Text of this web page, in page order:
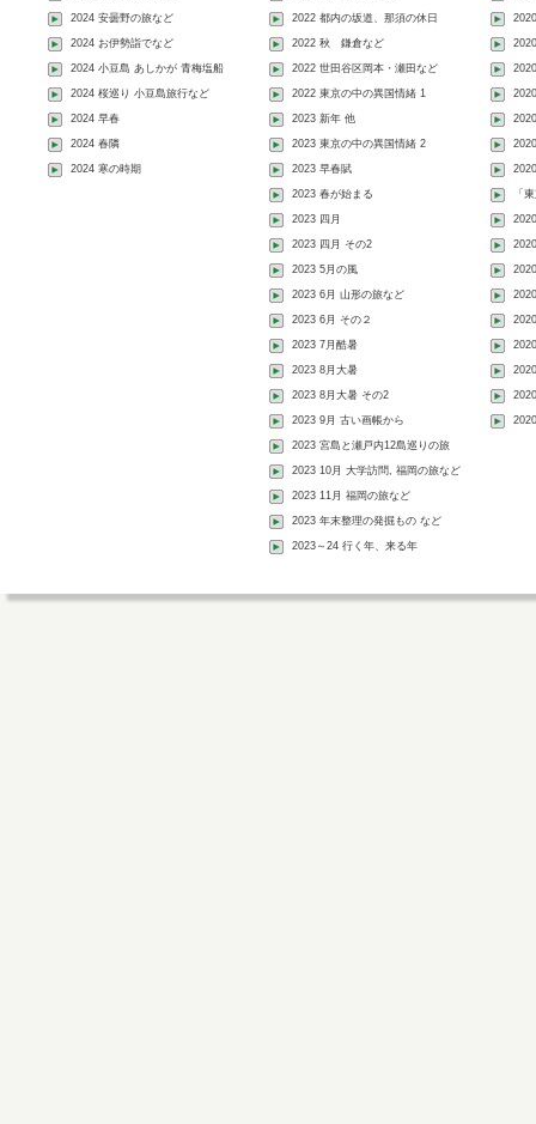
2024 安曇野の旅など
2024 お伊勢詣でなど
2024 小豆島 あしかが 青梅塩船
2024 桜巡り 小豆島旅行など
2024 早春
2024 春隣
2024 寒の時期
2022 都内の坂道、那須の休日
2022 秋 鎌倉など
2022 世田谷区岡本・瀬田など
2022 東京の中の異国情緒 1
2023 新年 他
2023 東京の中の異国情緒 2
2023 早春賦
2023 春が始まる
2023 四月
2023 四月 その2
2023 5月の風
2023 6月 山形の旅など
2023 6月 その２
2023 7月酷暑
2023 8月大暑
2023 8月大暑 その2
2023 9月 古い画帳から
2023 宮島と瀬戸内12島巡りの旅
2023 10月 大学訪問, 福岡の旅など
2023 11月 福岡の旅など
2023 年末整理の発掘もの など
2023～24 行く年、来る年
「